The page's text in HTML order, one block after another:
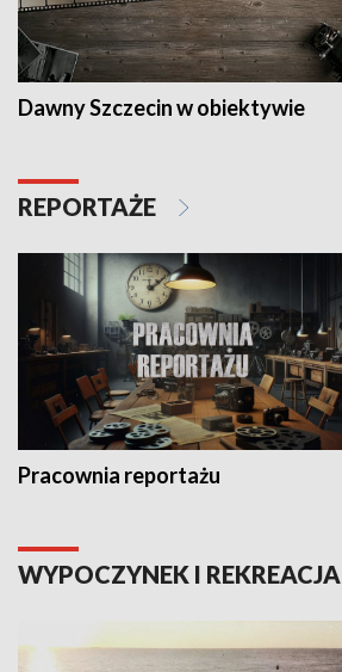
Dawny Szczecin w obiektywie
REPORTAŻE
Pracownia reportażu
WYPOCZYNEK I REKREACJA